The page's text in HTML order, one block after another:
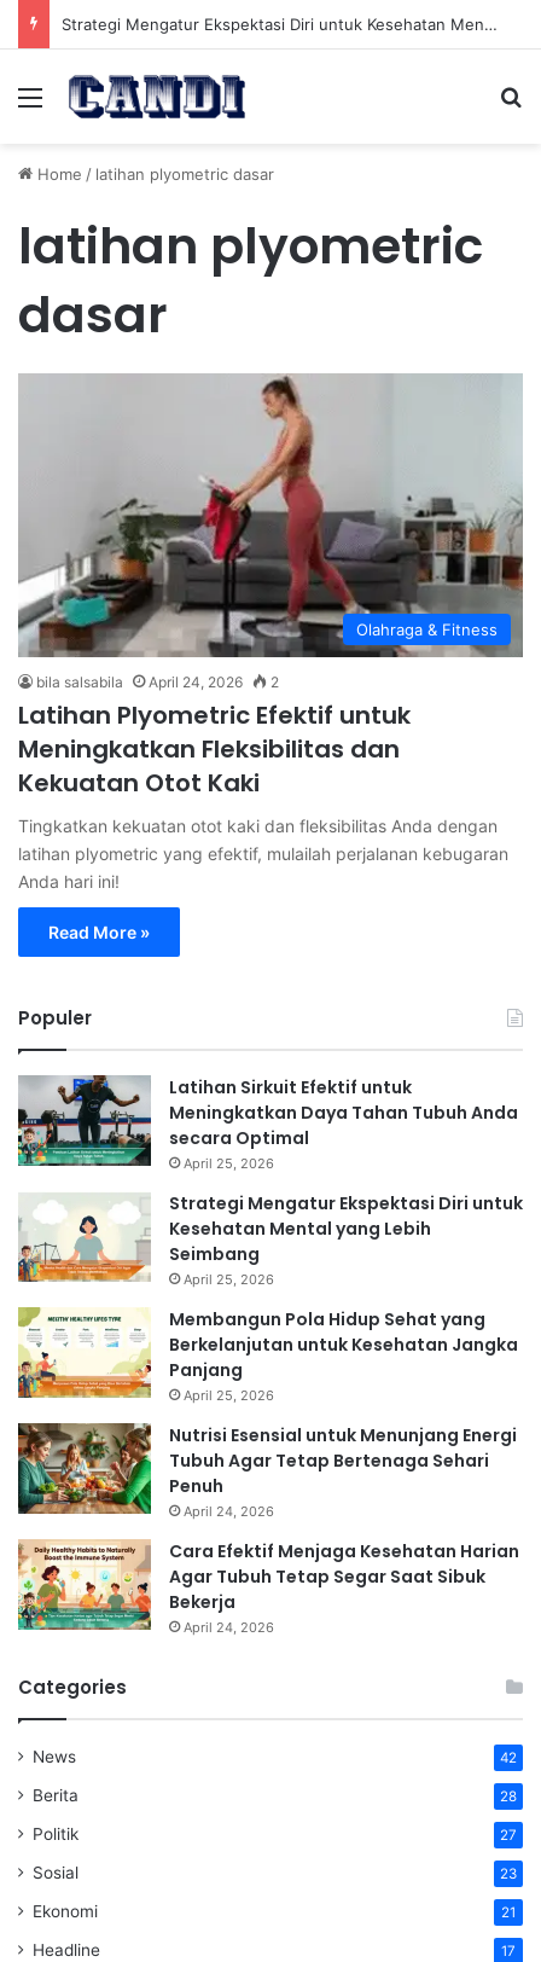
Strategi Mengatur Ekspektasi Diri untuk Kesehatan Mental yang Lebih Seimbang
Menu
Home / latihan plyometric dasar
latihan plyometric
dasar
Olahraga & Fitness
bila salsabila April 24, 2026 2
Latihan Plyometric Efektif untuk
Meningkatkan Fleksibilitas dan
Kekuatan Otot Kaki
Tingkatkan kekuatan otot kaki dan fleksibilitas Anda dengan
latihan plyometric yang efektif, mulailah perjalanan kebugaran
Anda hari ini!
Read More »
Populer
Latihan Sirkuit Efektif untuk
Meningkatkan Daya Tahan Tubuh Anda
secara Optimal
April 25, 2026
Strategi Mengatur Ekspektasi Diri untuk
Kesehatan Mental yang Lebih
Seimbang
April 25, 2026
Membangun Pola Hidup Sehat yang
Berkelanjutan untuk Kesehatan Jangka
Panjang
April 25, 2026
Nutrisi Esensial untuk Menunjang Energi
Tubuh Agar Tetap Bertenaga Sehari
Penuh
April 24, 2026
Cara Efektif Menjaga Kesehatan Harian
Agar Tubuh Tetap Segar Saat Sibuk
Bekerja
April 24, 2026
Categories
News 42
Berita 28
Politik 27
Sosial 23
Ekonomi 21
Headline 17